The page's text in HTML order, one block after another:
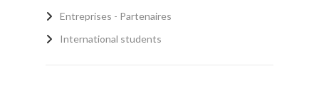
Entreprises - Partenaires
International students